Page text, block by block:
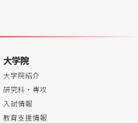
大学院
大学院紹介
研究科・専攻
入試情報
教育支援情報